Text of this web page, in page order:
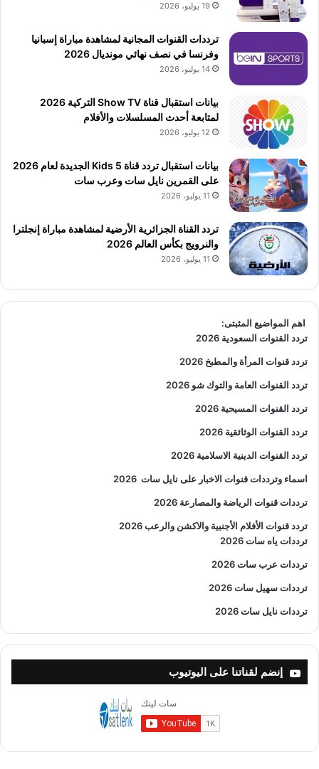
19 يوليو، 2026
ترددات القنوات المجانية لمشاهدة مباراة إسبانيا
وفرنسا في نصف نهائي مونديال 2026
14 يوليو، 2026
بيانات استقبال قناة Show TV التركية 2026
لمتابعة أحدث المسلسلات والأفلام
12 يوليو، 2026
بيانات استقبال تردد قناة 5 Kids الجديدة لعام 2026
على القمرين نايل سات وعرب سات
11 يوليو، 2026
تردد القناة الجزائرية الأرضية لمشاهدة مباراة إنجلترا
والنرويج بكأس العالم 2026
11 يوليو، 2026
اهم المواضيع المثبتى:
تردد القنوات السعودية 2026
تردد قنوات المرأة والمطبخ 2026
تردد القنوات العامة والتوك شو 2026
تردد القنوات المسيحية 2026
تردد القنوات الوثائقية 2026
تردد القنوات الدينية الاسلامية 2026
اسماء وترددات قنوات الاخبار على نايل سات 2026
ترددات قنوات الرياضة والمصارعة 2026
تردد قنوات الأفلام الأجنبية والاكشن والرعب2026
ترددات ياه سات 2026
ترددات عرب سات 2026
ترددات سهيل سات 2026
ترددات نايل سات 2026
إنضم لقناتنا على اليوتيوب